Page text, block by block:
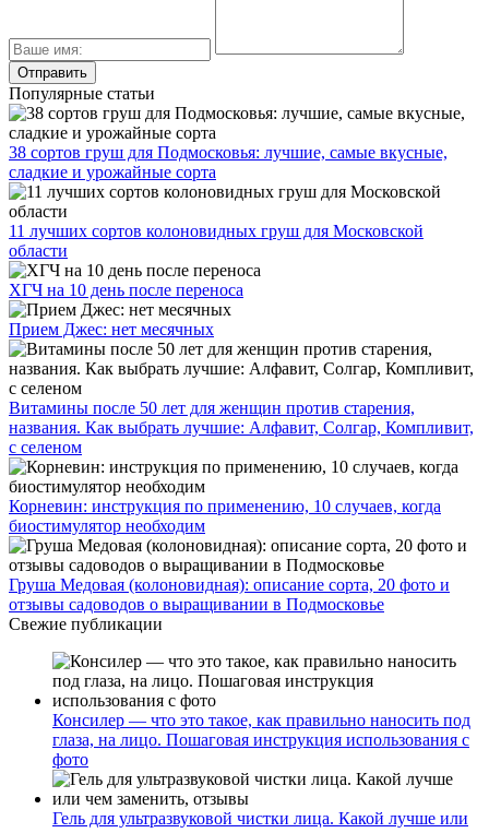
Популярные статьи
38 сортов груш для Подмосковья: лучшие, самые вкусные,
сладкие и урожайные сорта
11 лучших сортов колоновидных груш для Московской
области
ХГЧ на 10 день после переноса
Прием Джес: нет месячных
Витамины после 50 лет для женщин против старения,
названия. Как выбрать лучшие: Алфавит, Солгар, Компливит,
с селеном
Корневин: инструкция по применению, 10 случаев, когда
биостимулятор необходим
Груша Медовая (колоновидная): описание сорта, 20 фото и
отзывы садоводов о выращивании в Подмосковье
Свежие публикации
Консилер — что это такое, как правильно наносить под
глаза, на лицо. Пошаговая инструкция использования с
фото
Гель для ультразвуковой чистки лица. Какой лучше или